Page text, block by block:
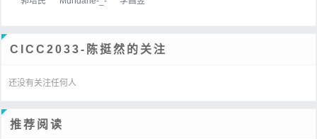
CICC2033-陈挺然的关注
还没有关注任何人
推荐阅读